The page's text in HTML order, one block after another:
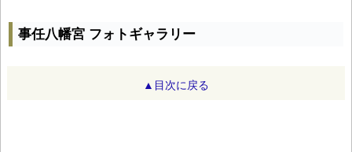
事任八幡宮 フォトギャラリー
▲目次に戻る